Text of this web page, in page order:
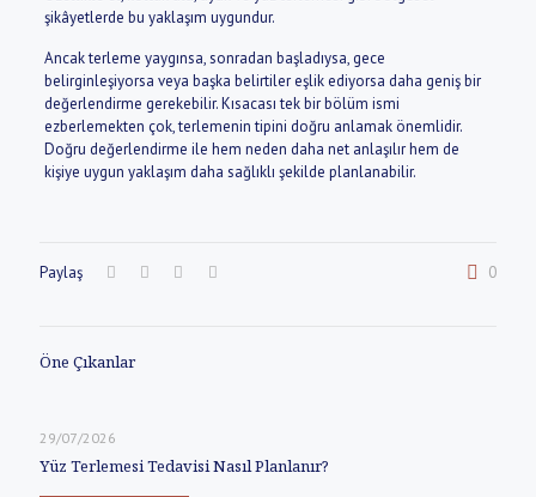
şikâyetlerde bu yaklaşım uygundur.
Ancak terleme yaygınsa, sonradan başladıysa, gece
belirginleşiyorsa veya başka belirtiler eşlik ediyorsa daha geniş bir
değerlendirme gerekebilir. Kısacası tek bir bölüm ismi
ezberlemekten çok, terlemenin tipini doğru anlamak önemlidir.
Doğru değerlendirme ile hem neden daha net anlaşılır hem de
kişiye uygun yaklaşım daha sağlıklı şekilde planlanabilir.
Paylaş 0
Öne Çıkanlar
29/07/2026
Yüz Terlemesi Tedavisi Nasıl Planlanır?